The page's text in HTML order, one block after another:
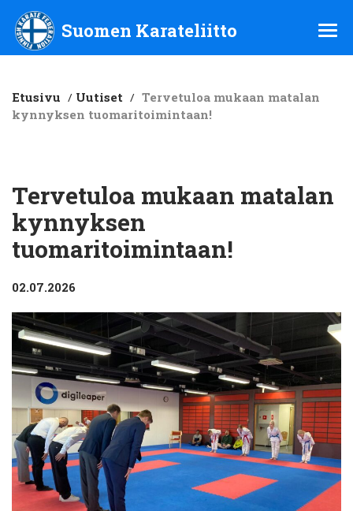
Suomen Karateliitto ry
Suomen Karateliitto
Etusivu / Uutiset / Tervetuloa mukaan matalan
kynnyksen tuomaritoimintaan!
Tervetuloa mukaan matalan
kynnyksen
tuomaritoimintaan!
02.07.2026